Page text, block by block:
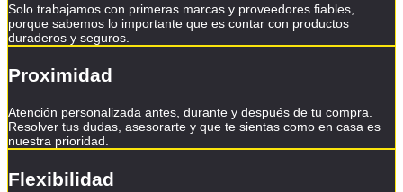
Solo trabajamos con primeras marcas y proveedores fiables,
porque sabemos lo importante que es contar con productos
duraderos y seguros.
Proximidad
Atención personalizada antes, durante y después de tu compra.
Resolver tus dudas, asesorarte y que te sientas como en casa es
nuestra prioridad.
Flexibilidad